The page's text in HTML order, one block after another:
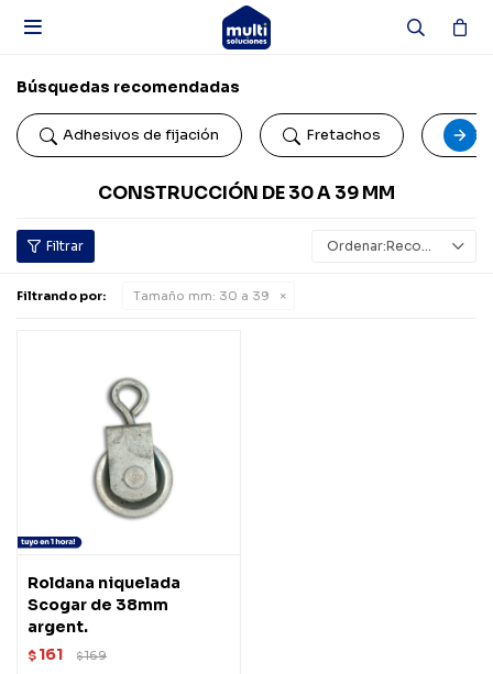

Búsquedas recomendadas
Adhesivos de fijación Fretachos
CONSTRUCCIÓN DE 30 A 39 MM
Recomendados
Filtrando por: Tamaño mm: 30 a 39
Roldana niquelada
Scogar de 38mm
argent.
$ 161 $169